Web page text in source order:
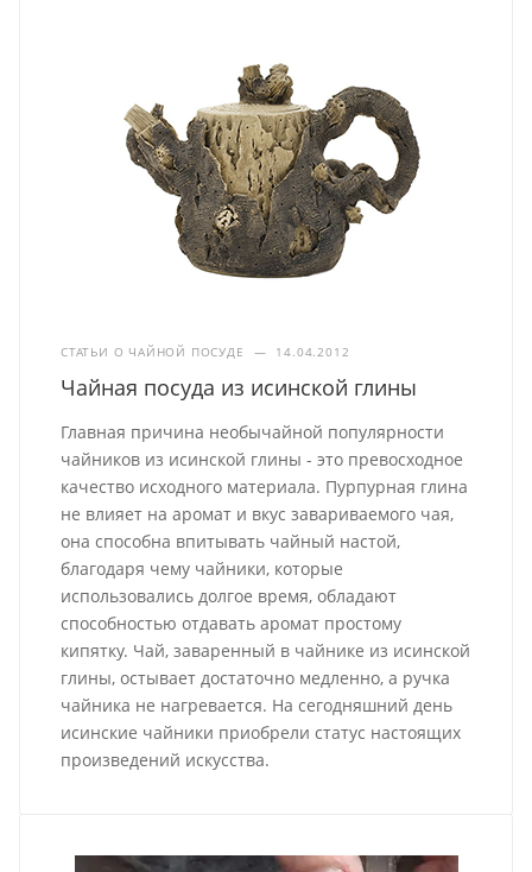
СТАТЬИ О ЧАЙНОЙ ПОСУДЕ — 14.04.2012
Чайная посуда из исинской глины
Главная причина необычайной популярности
чайников из исинской глины - это превосходное
качество исходного материала. Пурпурная глина
не влияет на аромат и вкус завариваемого чая,
она способна впитывать чайный настой,
благодаря чему чайники, которые
использовались долгое время, обладают
способностью отдавать аромат простому
кипятку. Чай, заваренный в чайнике из исинской
глины, остывает достаточно медленно, а ручка
чайника не нагревается. На сегодняшний день
исинские чайники приобрели статус настоящих
произведений искусства.